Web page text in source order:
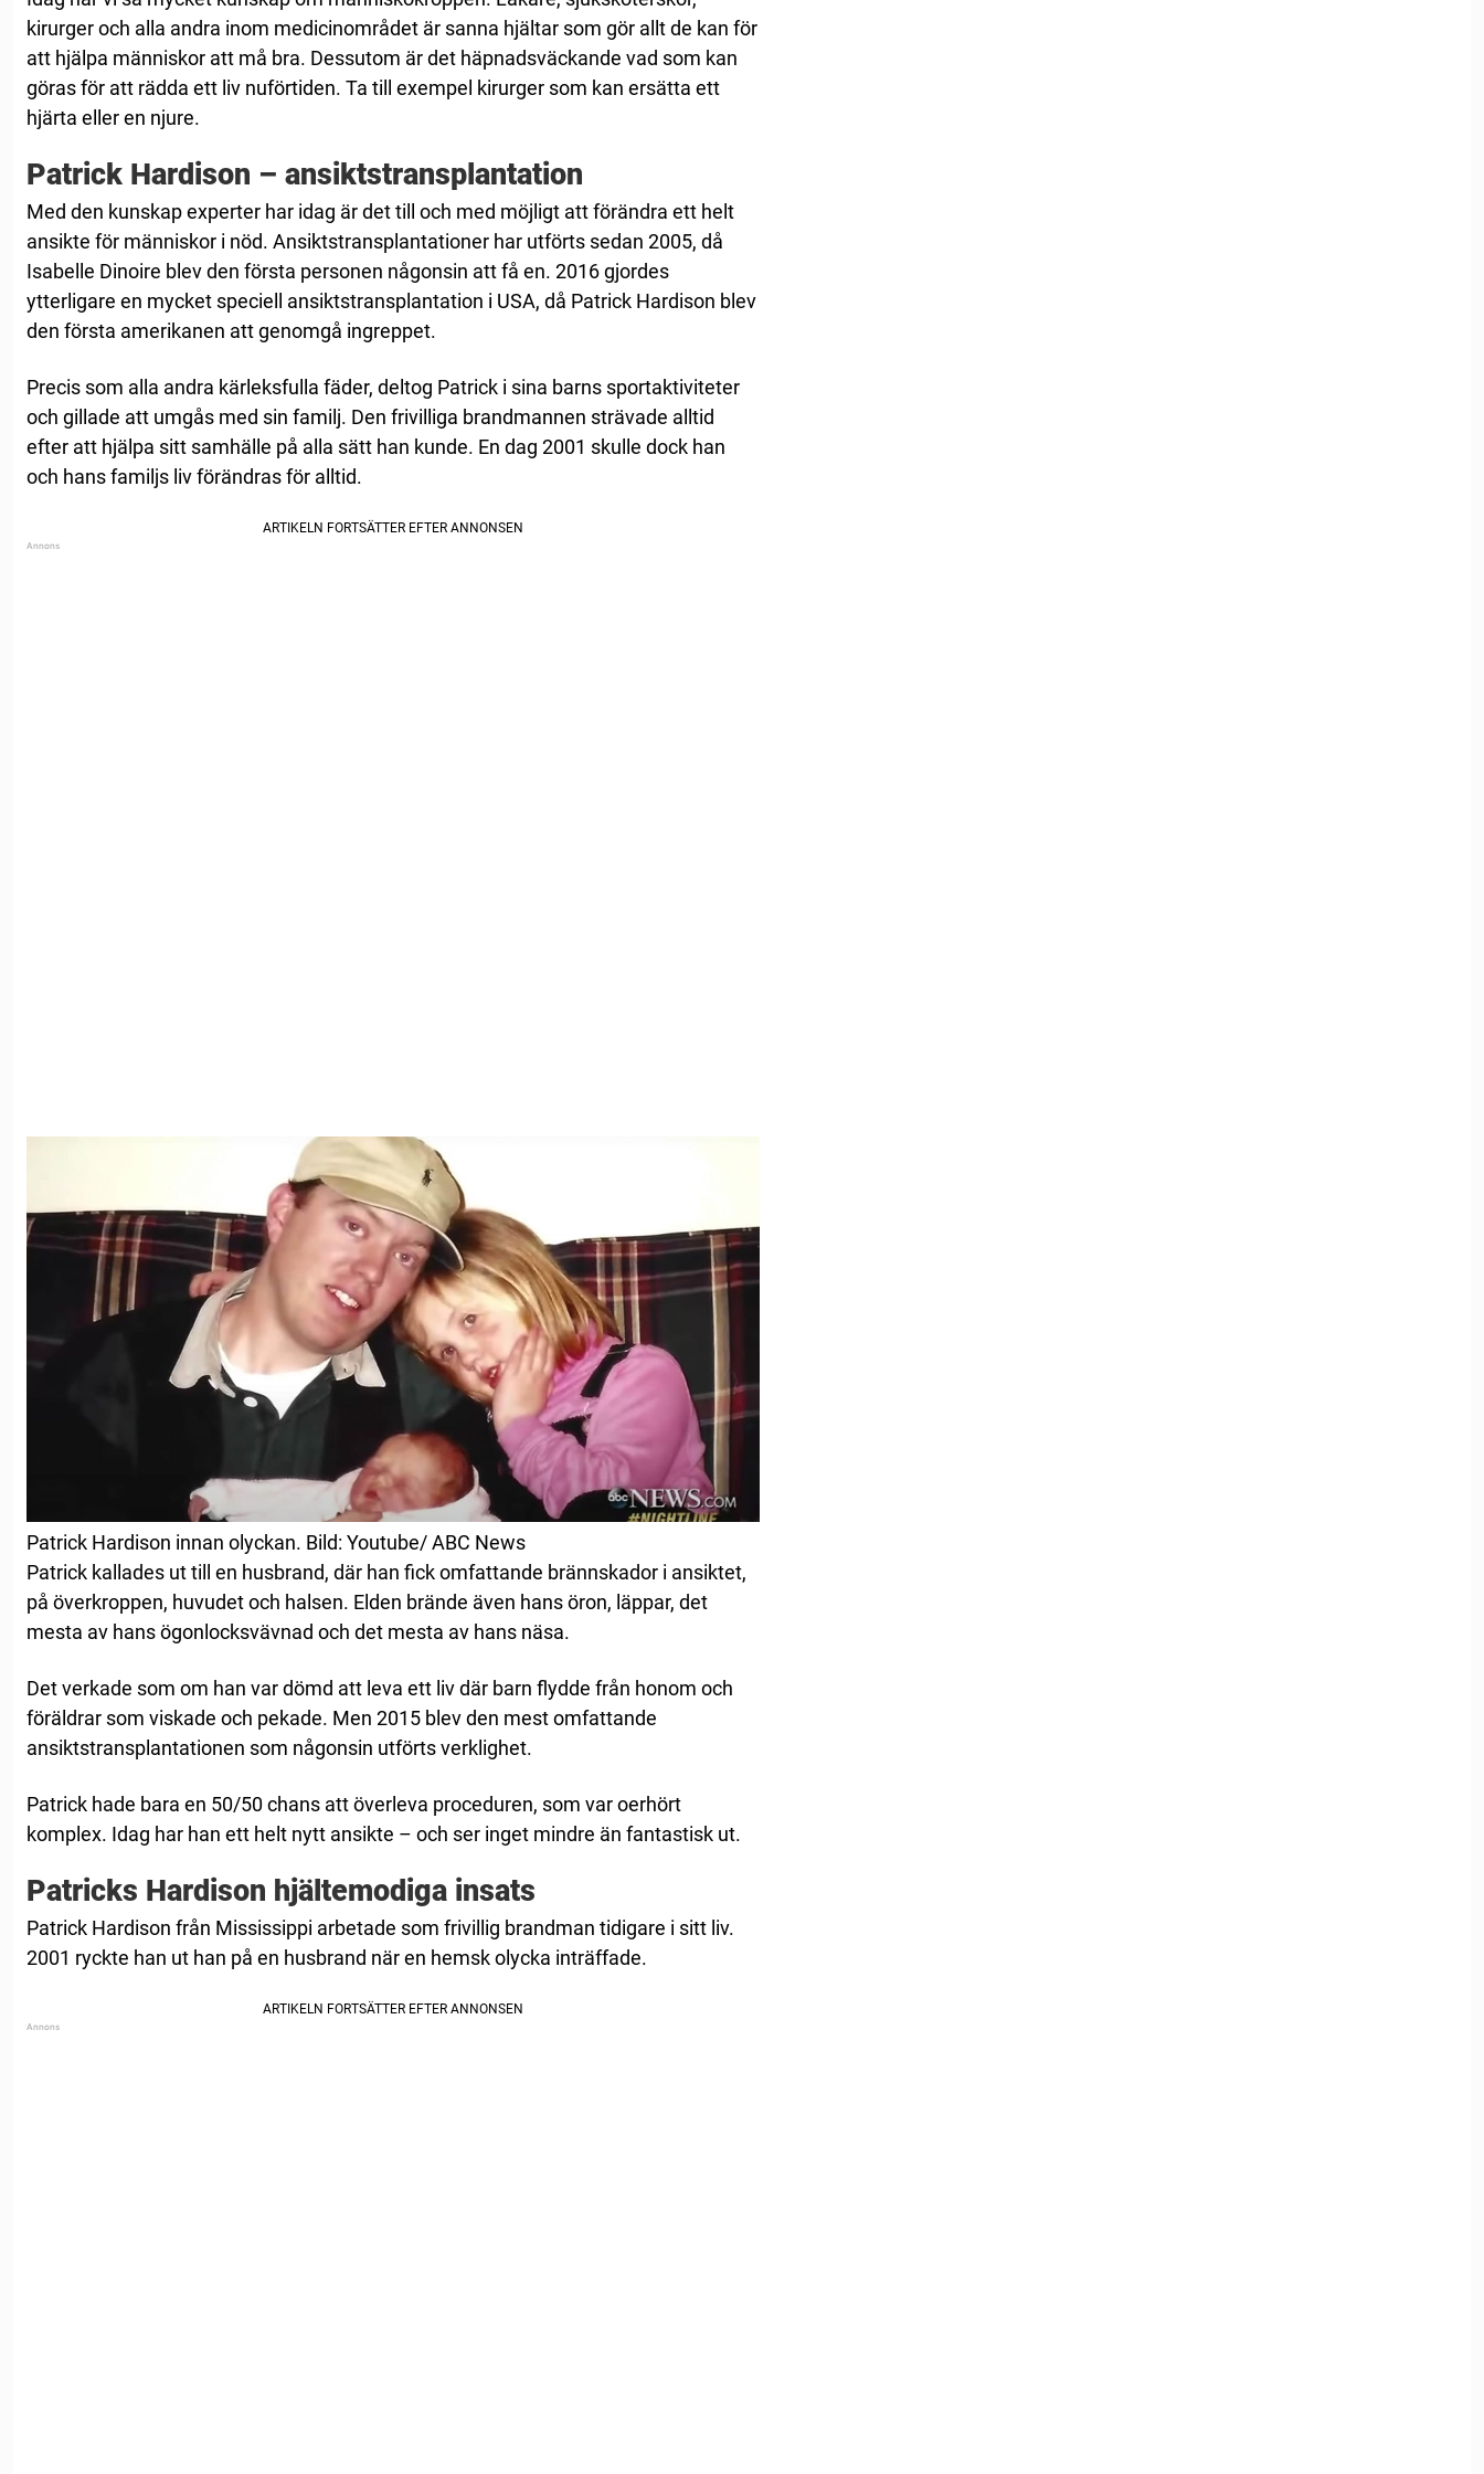
kirurger och alla andra inom medicinområdet är sanna hjältar som gör allt de kan för
att hjälpa människor att må bra. Dessutom är det häpnadsväckande vad som kan
göras för att rädda ett liv nuförtiden. Ta till exempel kirurger som kan ersätta ett
hjärta eller en njure.
Patrick Hardison – ansiktstransplantation
Med den kunskap experter har idag är det till och med möjligt att förändra ett helt
ansikte för människor i nöd. Ansiktstransplantationer har utförts sedan 2005, då
Isabelle Dinoire blev den första personen någonsin att få en. 2016 gjordes
ytterligare en mycket speciell ansiktstransplantation i USA, då Patrick Hardison blev
den första amerikanen att genomgå ingreppet.
Precis som alla andra kärleksfulla fäder, deltog Patrick i sina barns sportaktiviteter
och gillade att umgås med sin familj. Den frivilliga brandmannen strävade alltid
efter att hjälpa sitt samhälle på alla sätt han kunde. En dag 2001 skulle dock han
och hans familjs liv förändras för alltid.
Patrick Hardison innan olyckan. Bild: Youtube/ ABC News
Patrick kallades ut till en husbrand, där han fick omfattande brännskador i ansiktet,
på överkroppen, huvudet och halsen. Elden brände även hans öron, läppar, det
mesta av hans ögonlocksvävnad och det mesta av hans näsa.
Det verkade som om han var dömd att leva ett liv där barn flydde från honom och
föräldrar som viskade och pekade. Men 2015 blev den mest omfattande
ansiktstransplantationen som någonsin utförts verklighet.
Patrick hade bara en 50/50 chans att överleva proceduren, som var oerhört
komplex. Idag har han ett helt nytt ansikte – och ser inget mindre än fantastisk ut.
Patricks Hardison hjältemodiga insats
Patrick Hardison från Mississippi arbetade som frivillig brandman tidigare i sitt liv.
2001 ryckte han ut han på en husbrand när en hemsk olycka inträffade.